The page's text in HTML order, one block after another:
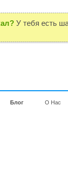
У тебя есть
Блог О Нас